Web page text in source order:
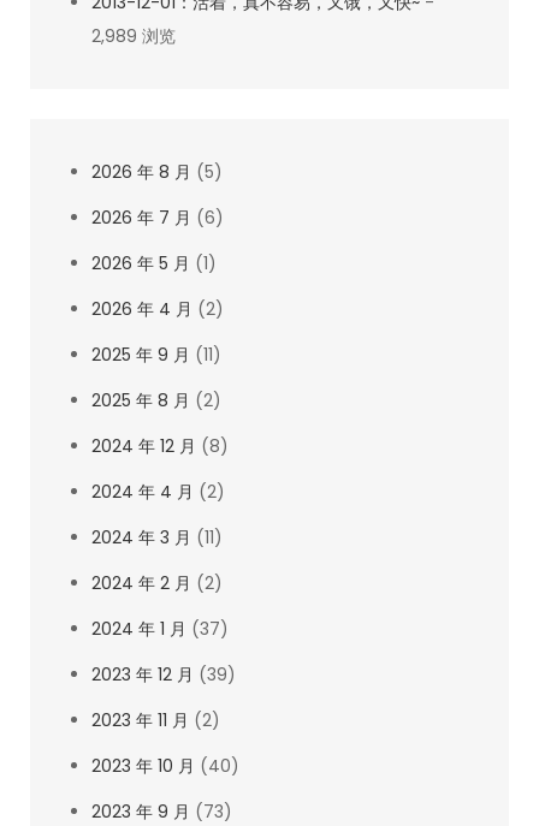
2,989 浏览
2026 年 8 月 (5)
2026 年 7 月 (6)
2026 年 5 月 (1)
2026 年 4 月 (2)
2025 年 9 月 (11)
2025 年 8 月 (2)
2024 年 12 月 (8)
2024 年 4 月 (2)
2024 年 3 月 (11)
2024 年 2 月 (2)
2024 年 1 月 (37)
2023 年 12 月 (39)
2023 年 11 月 (2)
2023 年 10 月 (40)
2023 年 9 月 (73)